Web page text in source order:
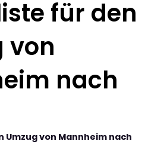
für den
von
nach
Umzug von Mannheim nach